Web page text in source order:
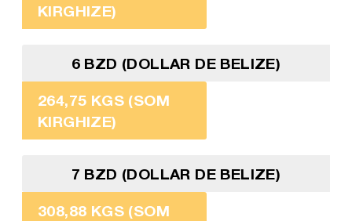
KIRGHIZE)
6 BZD (DOLLAR DE BELIZE)
264,75 KGS (SOM
KIRGHIZE)
7 BZD (DOLLAR DE BELIZE)
308,88 KGS (SOM